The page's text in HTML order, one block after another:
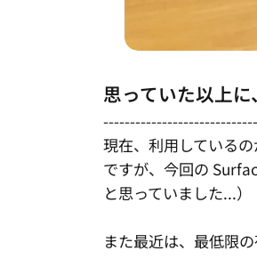
思っていた以上に
現在、利用している
ですが、今回の
と思っていました...）
また最近は、最低限